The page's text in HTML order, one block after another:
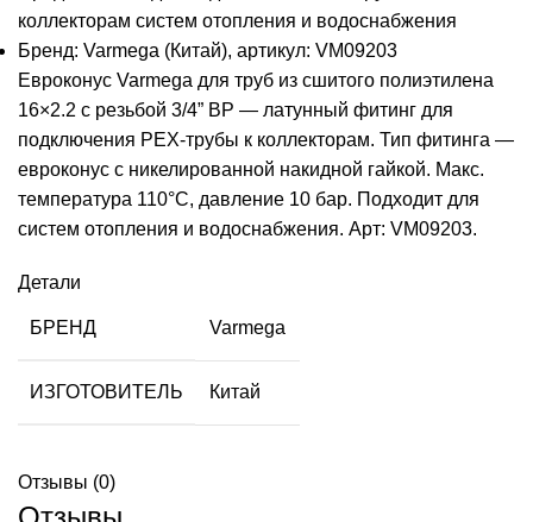
коллекторам систем отопления и водоснабжения
Бренд: Varmega (Китай), артикул: VM09203
Евроконус Varmega для труб из сшитого полиэтилена
16×2.2 с резьбой 3/4” ВР — латунный фитинг для
подключения PEX-трубы к коллекторам. Тип фитинга —
евроконус с никелированной накидной гайкой. Макс.
температура 110°C, давление 10 бар. Подходит для
систем отопления и водоснабжения. Арт: VM09203.
Детали
БРЕНД Varmega
ИЗГОТОВИТЕЛЬ Китай
Отзывы (0)